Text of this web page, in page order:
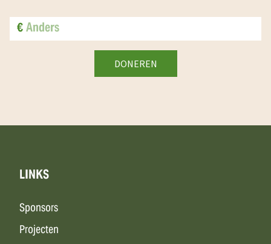
€
LINKS
Sponsors
Projecten